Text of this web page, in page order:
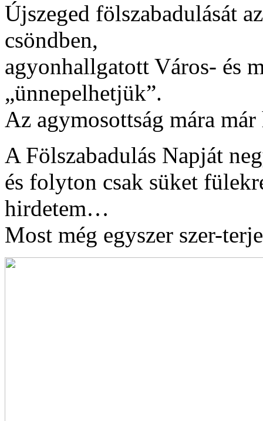
Újszeged fölszabadulását
csöndben,
agyonhallgatott Város- és
„ünnepelhetjük”.
Az agymosottság mára
A Fölszabadulás Napját
és folyton csak süket
hirdetem…
Most még egyszer szer-